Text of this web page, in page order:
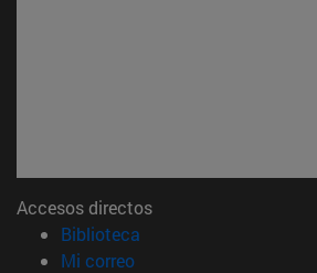
Accesos directos
Biblioteca
Mi correo(abre en nueva ventana)